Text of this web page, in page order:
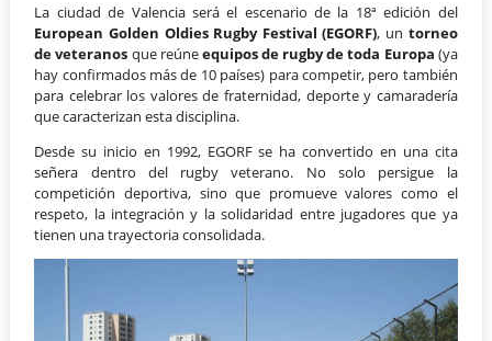
La ciudad de Valencia será el escenario de la 18ª edición del
European Golden Oldies Rugby Festival (EGORF), un torneo
de veteranos que reúneequipos de rugby de toda Europa (ya
hay confirmados más de 10 países) para competir, pero también
para celebrar los valores de fraternidad, deporte y camaradería
que caracterizan esta disciplina.
Desde su inicio en 1992, EGORF se ha convertido en una cita
señera dentro del rugby veterano. No solo persigue la
competición deportiva, sino que promueve valores como el
respeto, la integración y la solidaridad entre jugadores que ya
tienen una trayectoria consolidada.